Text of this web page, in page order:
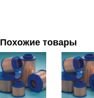
Похожие товары